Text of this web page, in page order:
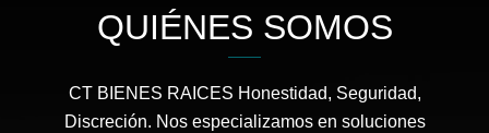
QUIÉNES SOMOS
CT BIENES RAICES Honestidad, Seguridad,
Discreción. Nos especializamos en soluciones